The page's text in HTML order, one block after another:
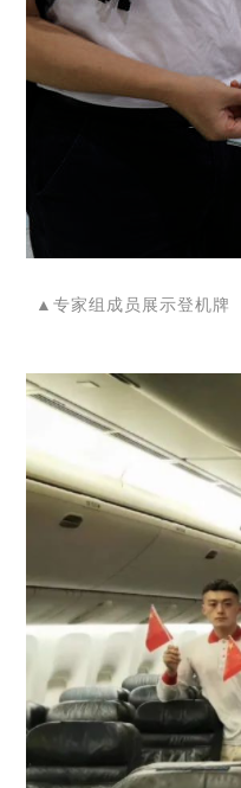
▲专家组成员展示登机牌